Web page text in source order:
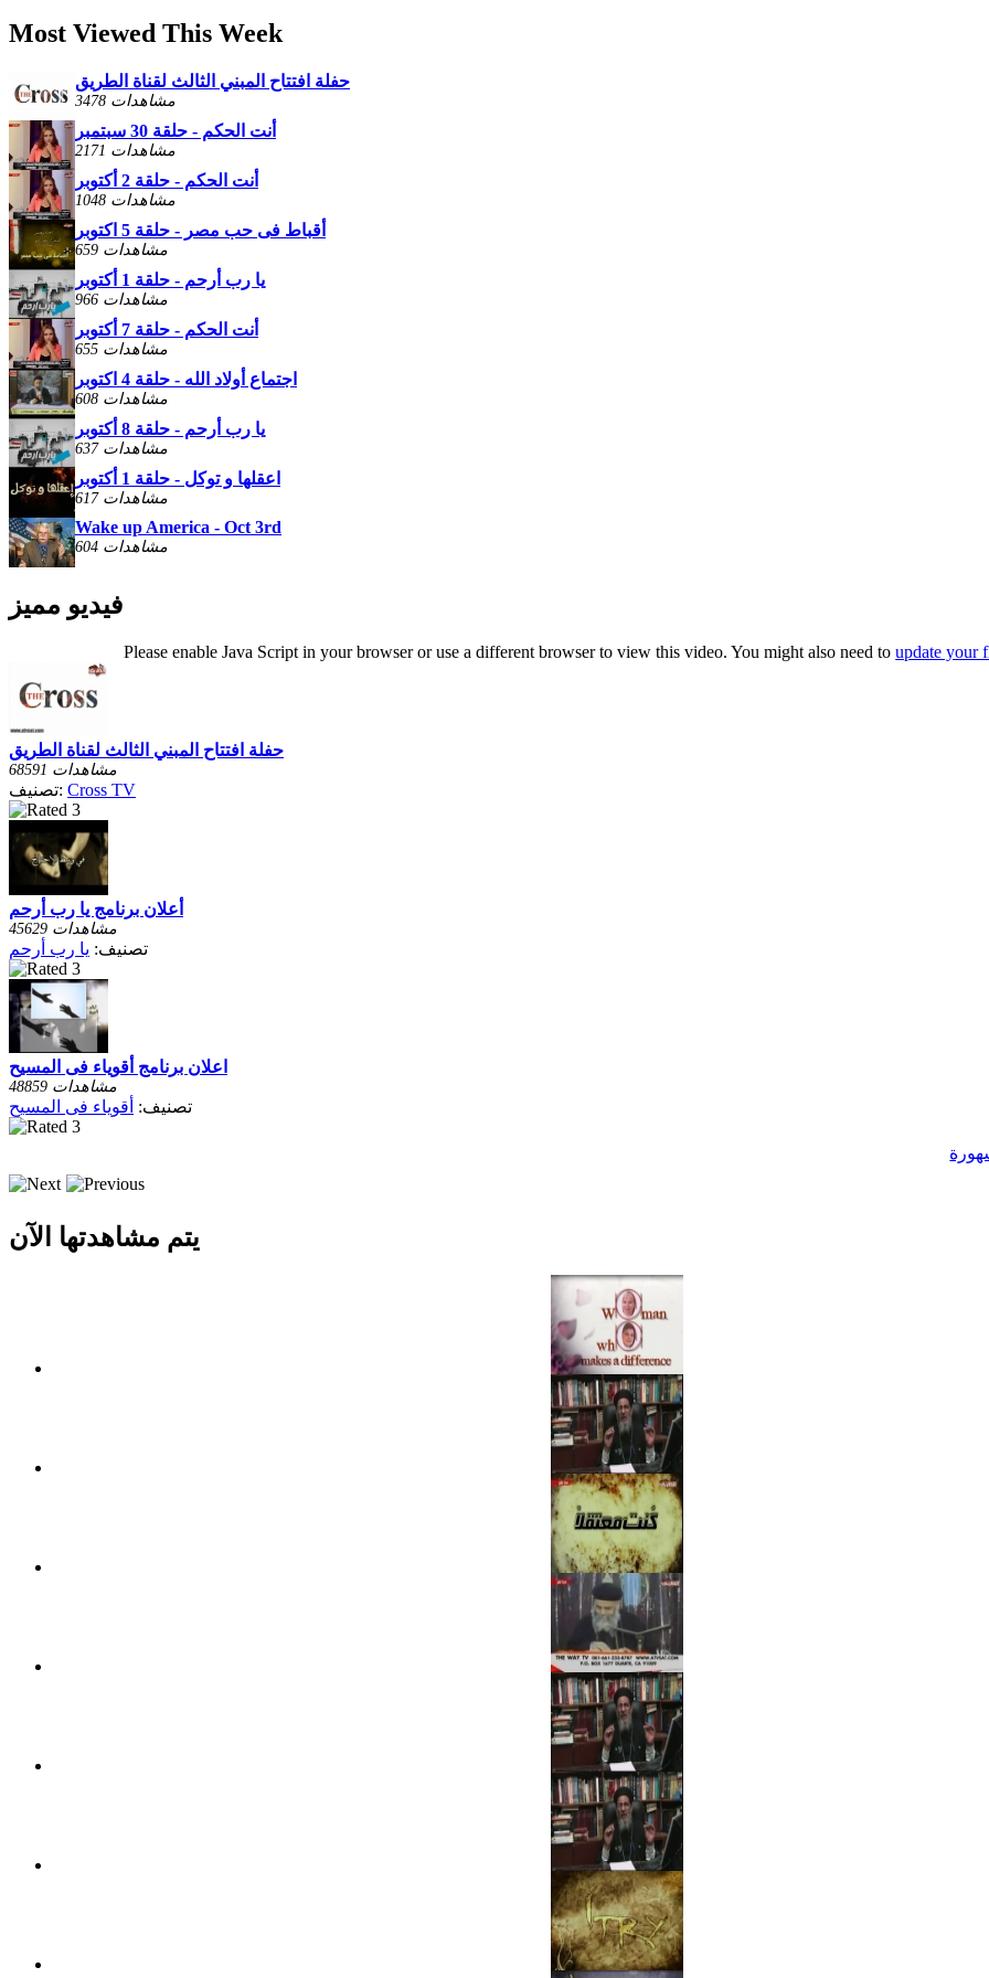
Most Viewed This Week
حفلة افتتاح المبني الثالث لقناة الطريق
3478 مشاهدات
أنت الحكم - حلقة 30 سبتمبر
2171 مشاهدات
أنت الحكم - حلقة 2 أكتوبر
1048 مشاهدات
أقباط فى حب مصر - حلقة 5 اكتوبر
659 مشاهدات
يا رب أرحم - حلقة 1 أكتوبر
966 مشاهدات
أنت الحكم - حلقة 7 أكتوبر
655 مشاهدات
اجتماع أولاد الله - حلقة 4 اكتوبر
608 مشاهدات
يا رب أرحم - حلقة 8 أكتوبر
637 مشاهدات
اعقلها و توكل - حلقة 1 أكتوبر
617 مشاهدات
Wake up America - Oct 3rd
604 مشاهدات
فيديو مميز
Please enable Java Script in your browser or use a different browser to view this video. You might also need toupdate your
حفلة افتتاح المبني الثالث لقناة الطريق
68591 مشاهدات
تصنيف: Cross TV
أعلان برنامج يا رب أرحم
45629 مشاهدات
تصنيف: يا رب أرحم
اعلان برنامج أقوياء فى المسيح
48859 مشاهدات
تصنيف: أقوياء فى المسيح
يتم مشاهدتها الآن